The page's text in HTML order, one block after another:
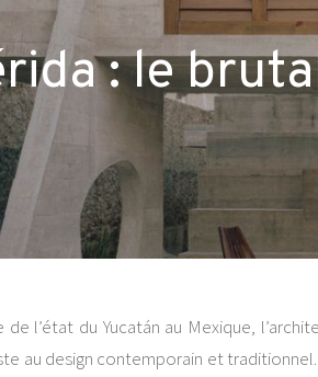
: le
l’état du Yucatán au Mexique,
au design contemporain et traditionnel.